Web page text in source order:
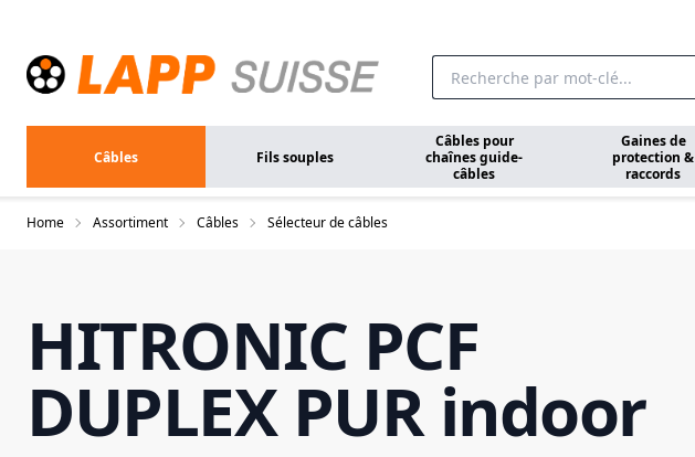
Câbles Fils souples
Câbles pour
chaînes guide-
câbles
Gaines de
protection &
raccords
Home Assortiment Câbles Sélecteur de câbles
HITRONIC PCF
DUPLEX PUR indoor